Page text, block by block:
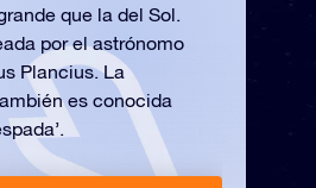
que la del Sol.
por el astrónomo
Plancius. La
es conocida